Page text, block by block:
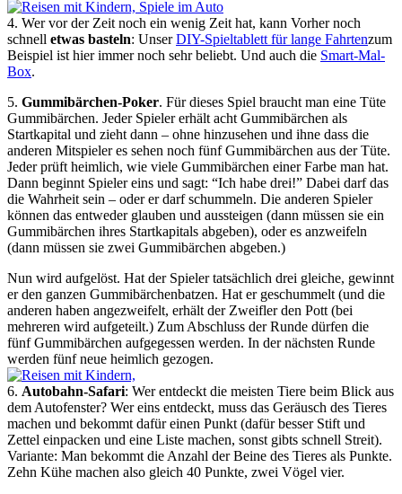
4. Wer vor der Zeit noch ein wenig Zeit hat, kann Vorher noch
schnell etwas basteln: UnserDIY-Spieltablett für lange Fahrtenzum
Beispiel ist hier immer noch sehr beliebt. Und auch die Smart-Mal-
Box.
5. Gummibärchen-Poker. Für dieses Spiel braucht man eine Tüte
Gummibärchen. Jeder Spieler erhält acht Gummibärchen als
Startkapital und zieht dann – ohne hinzusehen und ihne dass die
anderen Mitspieler es sehen noch fünf Gummibärchen aus der Tüte.
Jeder prüft heimlich, wie viele Gummibärchen einer Farbe man hat.
Dann beginnt Spieler eins und sagt: “Ich habe drei!” Dabei darf das
die Wahrheit sein – oder er darf schummeln. Die anderen Spieler
können das entweder glauben und aussteigen (dann müssen sie ein
Gummibärchen ihres Startkapitals abgeben), oder es anzweifeln
(dann müssen sie zwei Gummibärchen abgeben.)
Nun wird aufgelöst. Hat der Spieler tatsächlich drei gleiche, gewinnt
er den ganzen Gummibärchenbatzen. Hat er geschummelt (und die
anderen haben angezweifelt, erhält der Zweifler den Pott (bei
mehreren wird aufgeteilt.) Zum Abschluss der Runde dürfen die
fünf Gummibärchen aufgegessen werden. In der nächsten Runde
werden fünf neue heimlich gezogen.
6. Autobahn-Safari: Wer entdeckt die meisten Tiere beim Blick aus
dem Autofenster? Wer eins entdeckt, muss das Geräusch des Tieres
machen und bekommt dafür einen Punkt (dafür besser Stift und
Zettel einpacken und eine Liste machen, sonst gibts schnell Streit).
Variante: Man bekommt die Anzahl der Beine des Tieres als Punkte.
Zehn Kühe machen also gleich 40 Punkte, zwei Vögel vier.